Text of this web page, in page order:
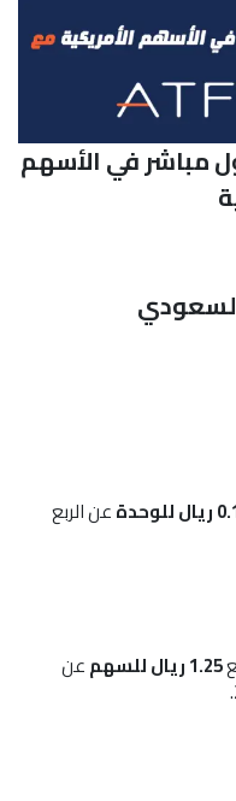
مباشر في الأسهم
عن الربع
1.25 ريال للسهم عن